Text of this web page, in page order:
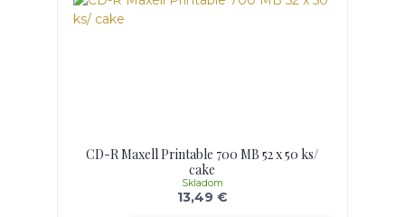
CD-R Maxell Printable 700 MB 52 x 50 ks/
cake
13,49 €
Skladom